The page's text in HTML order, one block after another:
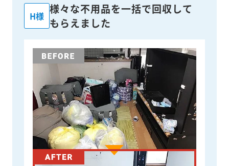
H様
様々な不用品を一括で回収して
もらえました